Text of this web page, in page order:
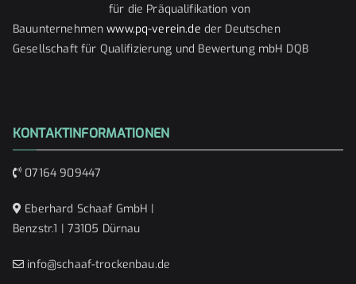
für die Präqualifikation von
Bauunternehmenwww.pq-verein.de der Deutschen
Gesellschaft für Qualifizierung und Bewertung mbH DQB
KONTAKTINFORMATIONEN
07164 909447
Eberhard Schaaf GmbH |
Benzstr.1 | 73105 Dürnau
info@schaaf-trockenbau.de